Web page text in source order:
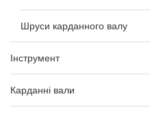
Шруси карданного валу
Інструмент
Карданні вали